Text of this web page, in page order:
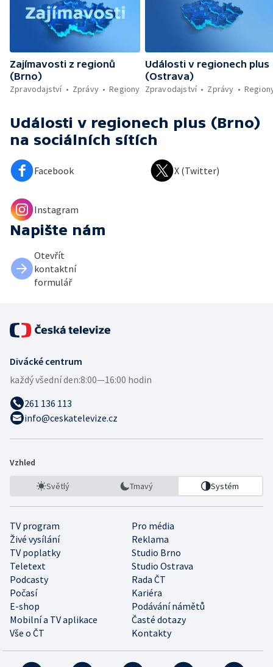
Zajímavosti z regionů
(Brno)
Zpravodajství
Zprávy Regiony
Události v regionech plus
(Ostrava)
Zpravodajství
Zprávy
Události v regionech plus (Brno)
na sociálních sítích
Facebook X (Twitter)
Instagram
Napište nám
Otevřít
kontaktní
formulář
Divácké centrum
každý všední den:8:00—16:00 hodin
261 136 113
info@ceskatelevize.cz
Vzhled
Světlý Tmavý Systém
TV program
Pro média
Živé vysílání
Reklama
TV poplatky
Studio Brno
Teletext
Studio Ostrava
Podcasty
Rada ČT
Počasí
Kariéra
E-shop
Podávání námětů
Mobilní a TV aplikace
Časté dotazy
Vše o ČT
Kontakty